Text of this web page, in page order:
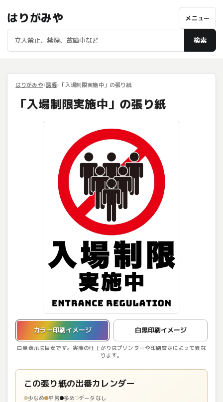
はりがみや
検索
メニュー
はりがみや 誘導 「入場制限実施中」の張り紙
「入場制限実施中」の張り紙
カラー印刷イメージ 白黒印刷イメージ
白黒表示は目安です。実際の仕上がりはプリンターや印刷設定によって異な
ります。
カラー印刷イメージを表示しています。
この張り紙の出番カレンダー
少なめ 平常 多め データなし